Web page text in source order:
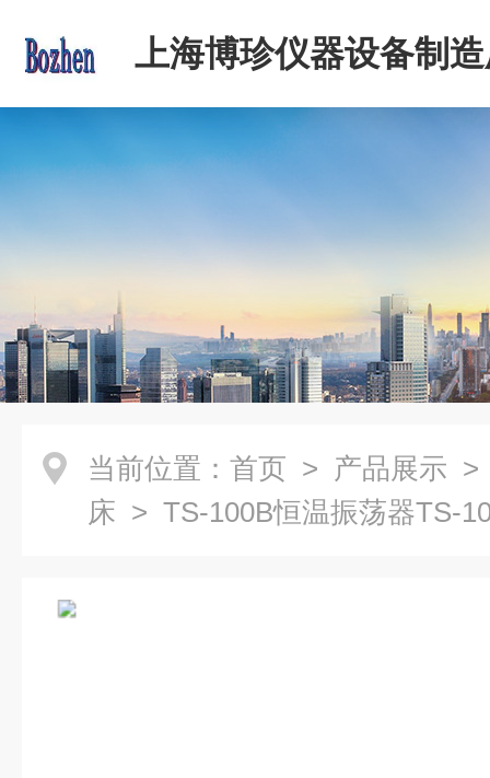
上海博珍仪器设备制
当前位置： 首页 > 产品展示
床 > TS-100B恒温振荡器TS-